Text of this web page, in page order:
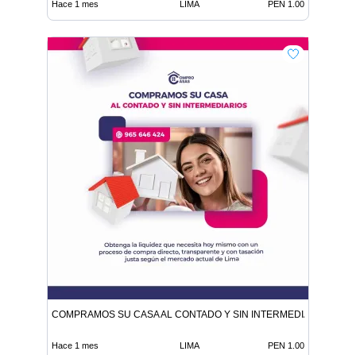
Hace 1 mes LIMA PEN 1.00
COMPRAMOS SU CASA AL CONTADO Y SIN INTERMEDIARIOS
Hace 1 mes LIMA PEN 1.00